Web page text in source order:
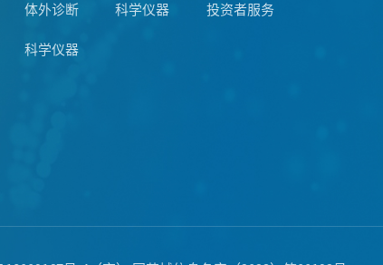
体外诊断
科学仪器
科学仪器 投资者服务